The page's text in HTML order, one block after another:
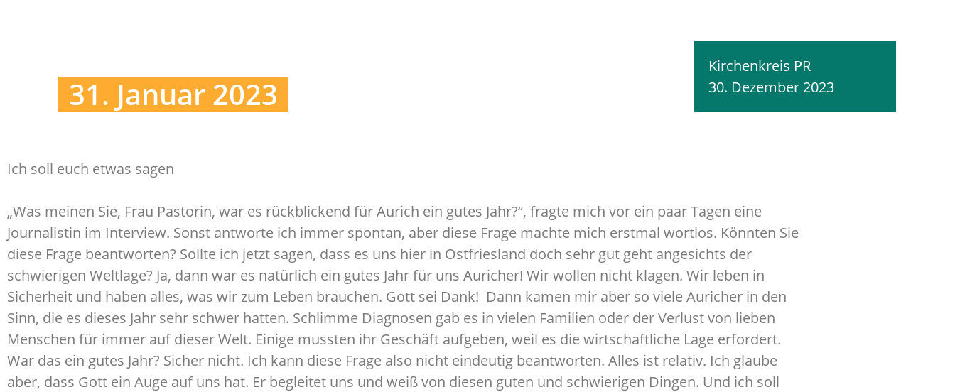
31. Januar 2023
Kirchenkreis PR
30. Dezember 2023
Ich soll euch etwas sagen
„Was meinen Sie, Frau Pastorin, war es rückblickend für Aurich ein gutes Jahr?“, fragte mich vor ein paar Tagen eine
Journalistin im Interview. Sonst antworte ich immer spontan, aber diese Frage machte mich erstmal wortlos. Könnten Sie
diese Frage beantworten? Sollte ich jetzt sagen, dass es uns hier in Ostfriesland doch sehr gut geht angesichts der
schwierigen Weltlage? Ja, dann war es natürlich ein gutes Jahr für uns Auricher! Wir wollen nicht klagen. Wir leben in
Sicherheit und haben alles, was wir zum Leben brauchen. Gott sei Dank! Dann kamen mir aber so viele Auricher in den
Sinn, die es dieses Jahr sehr schwer hatten. Schlimme Diagnosen gab es in vielen Familien oder der Verlust von lieben
Menschen für immer auf dieser Welt. Einige mussten ihr Geschäft aufgeben, weil es die wirtschaftliche Lage erfordert.
War das ein gutes Jahr? Sicher nicht. Ich kann diese Frage also nicht eindeutig beantworten. Alles ist relativ. Ich glaube
aber, dass Gott ein Auge auf uns hat. Er begleitet uns und weiß von diesen guten und schwierigen Dingen. Und ich soll